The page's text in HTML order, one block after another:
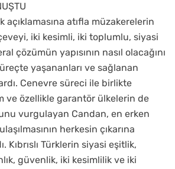
açıklamasına atıfla müzakerelerin
iki kesimli, iki toplumlu, siyasi
çözümün yapısının nasıl olacağını
yaşananları ve sağlanan
Cenevre süreci ile birlikte
ve özellikle garantör ülkelerin de
vurgulayan Candan, en erken
herkesin çıkarına
Kıbrıslı Türklerin siyasi eşitlik,
güvenlik, iki kesimlilik ve iki